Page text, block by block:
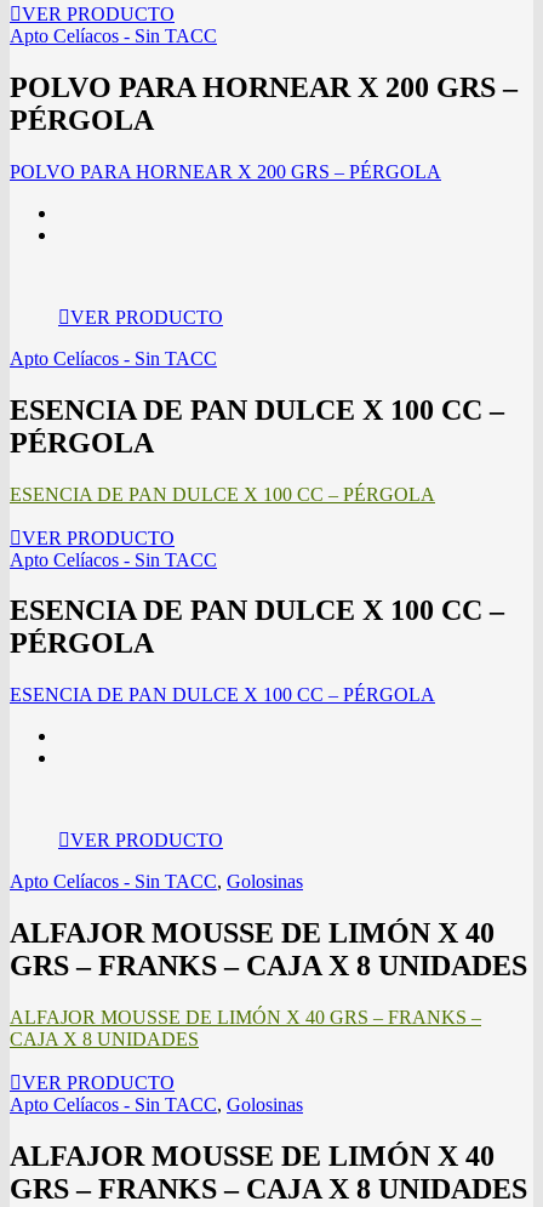
VER PRODUCTO
Apto Celíacos - Sin TACC
POLVO PARA HORNEAR X 200 GRS –
PÉRGOLA
POLVO PARA HORNEAR X 200 GRS – PÉRGOLA
VER PRODUCTO
Apto Celíacos - Sin TACC
ESENCIA DE PAN DULCE X 100 CC –
PÉRGOLA
ESENCIA DE PAN DULCE X 100 CC – PÉRGOLA
VER PRODUCTO
Apto Celíacos - Sin TACC
ESENCIA DE PAN DULCE X 100 CC –
PÉRGOLA
ESENCIA DE PAN DULCE X 100 CC – PÉRGOLA
VER PRODUCTO
Apto Celíacos - Sin TACC, Golosinas
ALFAJOR MOUSSE DE LIMÓN X 40
GRS – FRANKS – CAJA X 8 UNIDADES
ALFAJOR MOUSSE DE LIMÓN X 40 GRS – FRANKS –
CAJA X 8 UNIDADES
VER PRODUCTO
Apto Celíacos - Sin TACC, Golosinas
ALFAJOR MOUSSE DE LIMÓN X 40
GRS – FRANKS – CAJA X 8 UNIDADES